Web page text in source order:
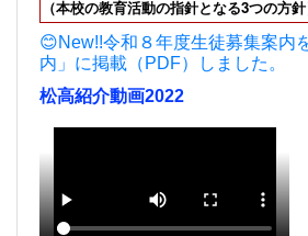
（本校の教育活動の指針となる3つの方針
😊New!!令和８年度生徒募集案内
内」に掲載（PDF）しました。
松高紹介動画2022